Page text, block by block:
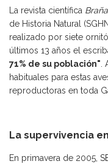
La revista científica Braña
de Historia Natural
realizado por siete
últimos 13 años el
71% de su población".
habituales para estas
reproductoras en toda
La supervivencia
En primavera de 2005,